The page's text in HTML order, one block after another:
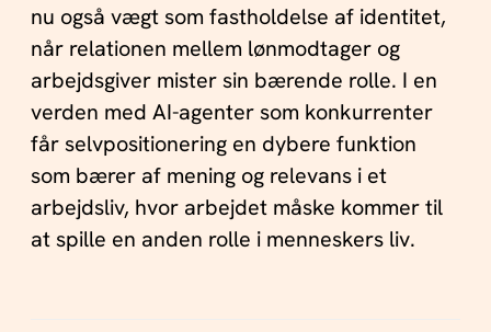
nu også vægt som fastholdelse af identitet,
når relationen mellem lønmodtager og
arbejdsgiver mister sin bærende rolle. I en
verden med AI-agenter som konkurrenter
får selvpositionering en dybere funktion
som bærer af mening og relevans i et
arbejdsliv, hvor arbejdet måske kommer til
at spille en anden rolle i menneskers liv.